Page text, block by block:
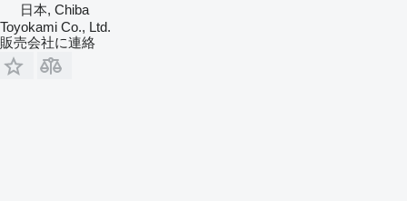
日本, Chiba
Toyokami Co., Ltd.
販売会社に連絡